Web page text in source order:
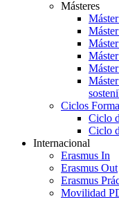
Másteres
Ciclos
Ciclo
Ciclo
Internacional
Erasmus In
Erasmus Out
Erasmus
Movilidad